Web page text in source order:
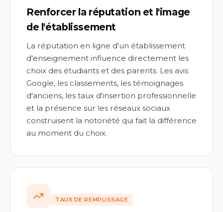
Renforcer la réputation et l'image
de l'établissement
La réputation en ligne d'un établissement
d'enseignement influence directement les
choix des étudiants et des parents. Les avis
Google, les classements, les témoignages
d'anciens, les taux d'insertion professionnelle
et la présence sur les réseaux sociaux
construisent la notoriété qui fait la différence
au moment du choix.
TAUX DE REMPLISSAGE